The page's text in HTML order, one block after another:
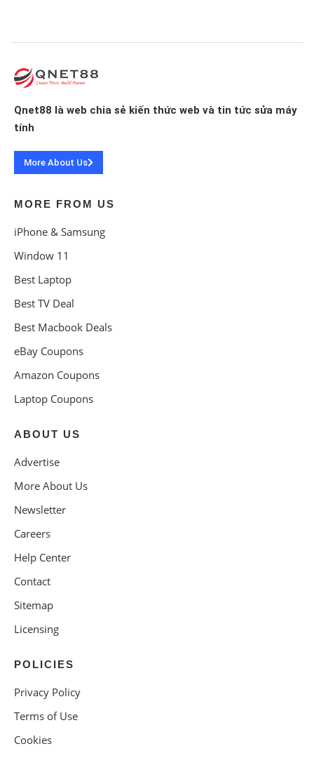
Qnet88 là web chia sẻ kiến thức web và tin tức sửa máy
tính
More About Us
MORE FROM US
iPhone & Samsung
Window 11
Best Laptop
Best TV Deal
Best Macbook Deals
eBay Coupons
Amazon Coupons
Laptop Coupons
ABOUT US
Advertise
More About Us
Newsletter
Careers
Help Center
Contact
Sitemap
Licensing
POLICIES
Privacy Policy
Terms of Use
Cookies